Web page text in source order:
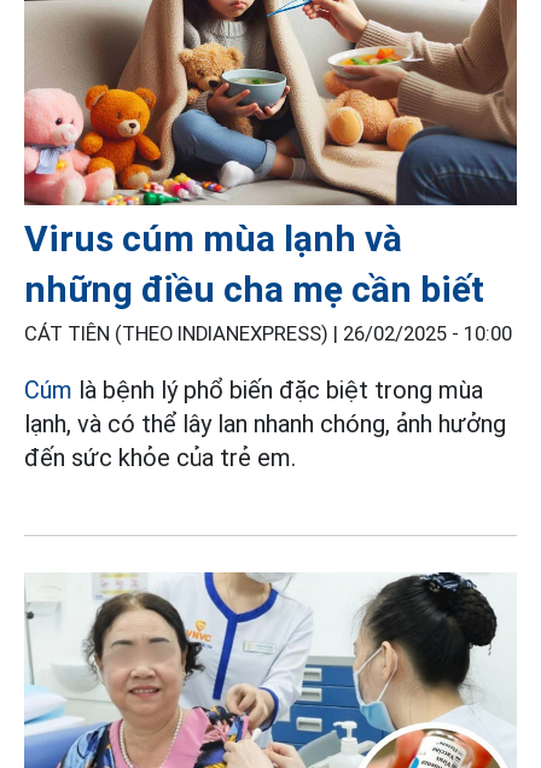
Virus cúm mùa lạnh và
những điều cha mẹ cần biết
CÁT TIÊN (THEO INDIANEXPRESS) | 26/02/2025 - 10:00
Cúm là bệnh lý phổ biến đặc biệt trong mùa
lạnh, và có thể lây lan nhanh chóng, ảnh hưởng
đến sức khỏe của trẻ em.